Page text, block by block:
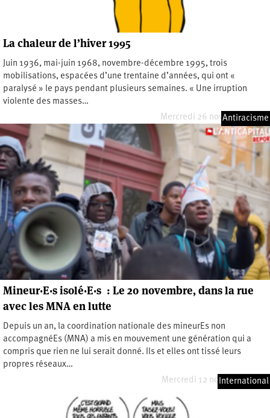
La chaleur de l’hiver 1995
Juin 1936, mai-juin 1968, novembre-décembre 1995, trois
mobilisations, espacées d’une trentaine d’années, qui ont «
paralysé » le pays pendant plusieurs semaines. « Une irruption
violente des masses…
Mercredi 26 novembre 2025
Antiracisme
Mineur·E·s isolé·E·s : Le 20 novembre, dans la rue
avec les MNA en lutte
Depuis un an, la coordination nationale des mineurEs non
accompagnéEs (MNA) a mis en mouvement une génération qui a
compris que rien ne lui serait donné. Ils et elles ont tissé leurs
propres réseaux…
Mercredi 12 novembre 2025
International